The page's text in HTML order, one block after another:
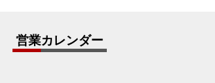
営業カレンダー